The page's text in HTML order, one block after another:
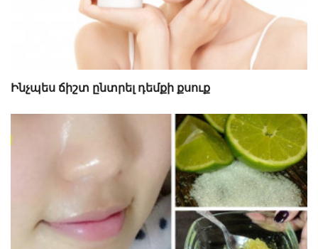
Ինչպես ճիշտ ընտրել դեմքի քսուք